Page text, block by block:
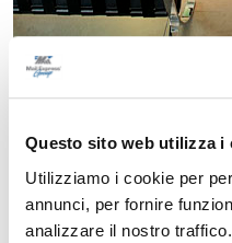
Questo sito web utilizza i
Utilizziamo i cookie per
annunci, per fornire
analizzare il nostro